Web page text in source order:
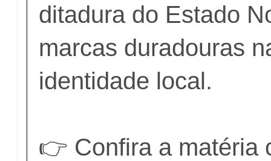
ditadura do Estado
marcas duradouras
identidade local.
👉 Confira a matéria